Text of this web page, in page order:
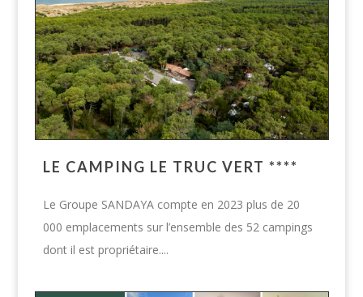
LE CAMPING LE TRUC VERT ****
Le Groupe SANDAYA compte en 2023 plus de 20
000 emplacements sur l’ensemble des 52 campings
dont il est propriétaire....